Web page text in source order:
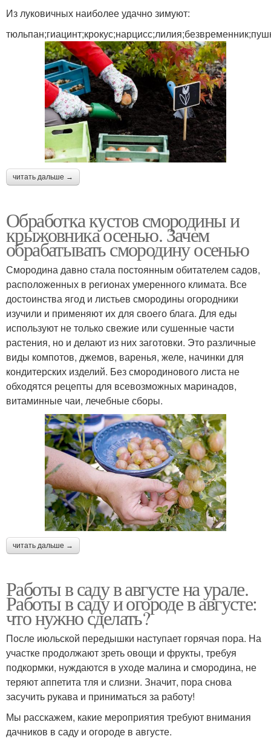
Из луковичных наиболее удачно зимуют:
читать дальше →
Обработка кустов смородины и
крыжовника осенью. Зачем
обрабатывать смородину осенью
Смородина давно стала постоянным обитателем садов,
расположенных в регионах умеренного климата. Все
достоинства ягод и листьев смородины огородники
изучили и применяют их для своего блага. Для еды
используют не только свежие или сушенные части
растения, но и делают из них заготовки. Это различные
виды компотов, джемов, варенья, желе, начинки для
кондитерских изделий. Без смородинового листа не
обходятся рецепты для всевозможных маринадов,
витаминные чаи, лечебные сборы.
читать дальше →
Работы в саду в августе на урале.
Работы в саду и огороде в августе:
что нужно сделать?
После июльской передышки наступает горячая пора. На
участке продолжают зреть овощи и фрукты, требуя
подкормки, нуждаются в уходе малина и смородина, не
теряют аппетита тля и слизни. Значит, пора снова
засучить рукава и приниматься за работу!
Мы расскажем, какие мероприятия требуют внимания
дачников в саду и огороде в августе.